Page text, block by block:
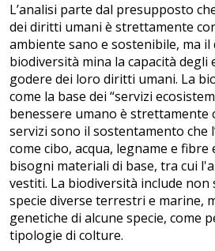
L’analisi parte dal presupposto
dei diritti umani è strettamente
ambiente sano e sostenibile, ma il
biodiversità mina la capacità degli
godere dei loro diritti umani. La
come la base dei “servizi
benessere umano è strettamente
servizi sono il sostentamento che
come cibo, acqua, legname e
bisogni materiali di base, tra cui
vestiti. La biodiversità include non
specie diverse terrestri e marine,
genetiche di alcune specie, come
tipologie di colture.